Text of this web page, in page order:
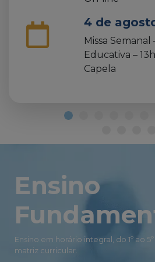
4 de
Missa
Educativa –
Capela
Ensino
Ensino em horário integral, do 1º ao
matriz curricular.